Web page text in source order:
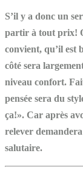
S’il y a donc un
partir à tout prix!
convient, qu’il est
côté sera
niveau confort.
pensée sera du
ça!». Car après
relever
salutaire.